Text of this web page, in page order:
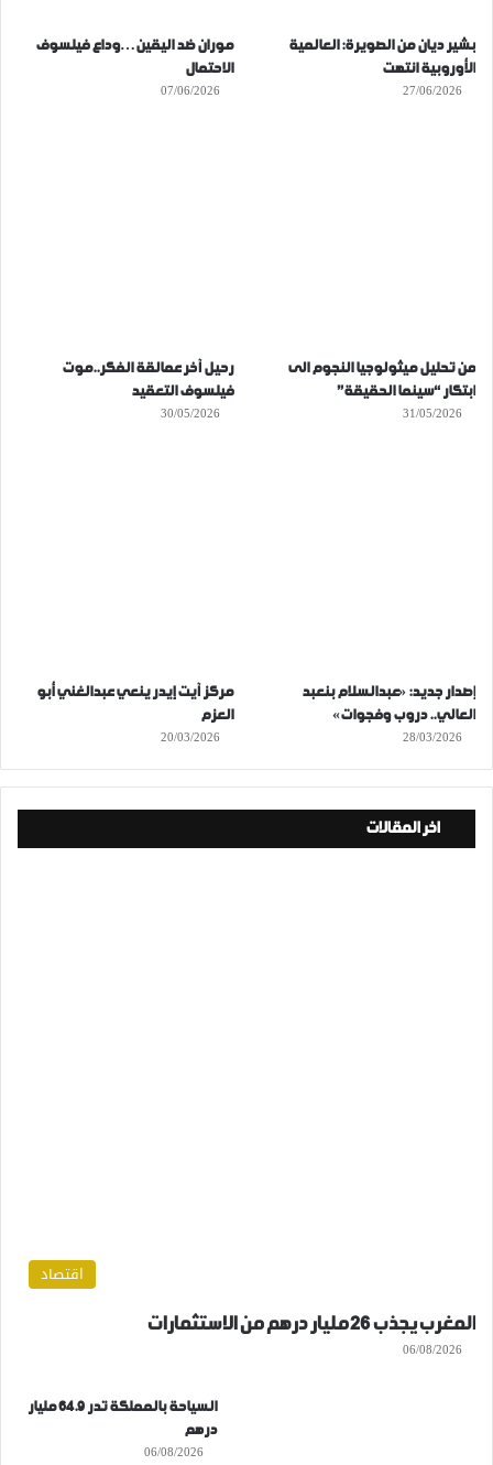
بشير ديان من الصويرة: العالمية
الأوروبية انتهت
27/06/2026
موران ضد اليقين…وداع فيلسوف
الاحتمال
07/06/2026
من تحليل ميثولوجيا النجوم الى
ابتكار “سينما الحقيقة”
31/05/2026
رحيل آخر عمالقة الفكر..موت
فيلسوف التعقيد
30/05/2026
إصدار جديد: «عبدالسلام بنعبد
العالي.. دروب وفجوات»
28/03/2026
مركز آيت إيدر ينعي عبدالغني أبو
العزم
20/03/2026
اخر المقالات
اقتصاد
المغرب يجذب 26 مليار درهم من الاستثمارات
06/08/2026
السياحة بالمملكة تدر 64.9 مليار
درهم
06/08/2026